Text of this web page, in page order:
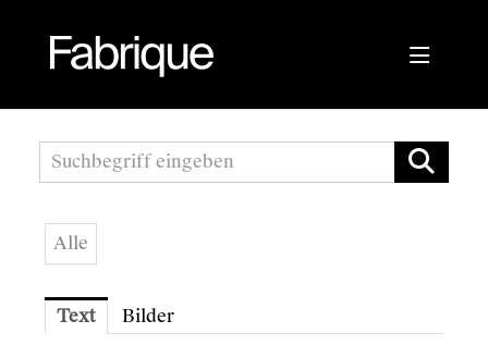
Pressemitteilungen
Fabrique Agency
Bioblo
Alle
Text Bilder